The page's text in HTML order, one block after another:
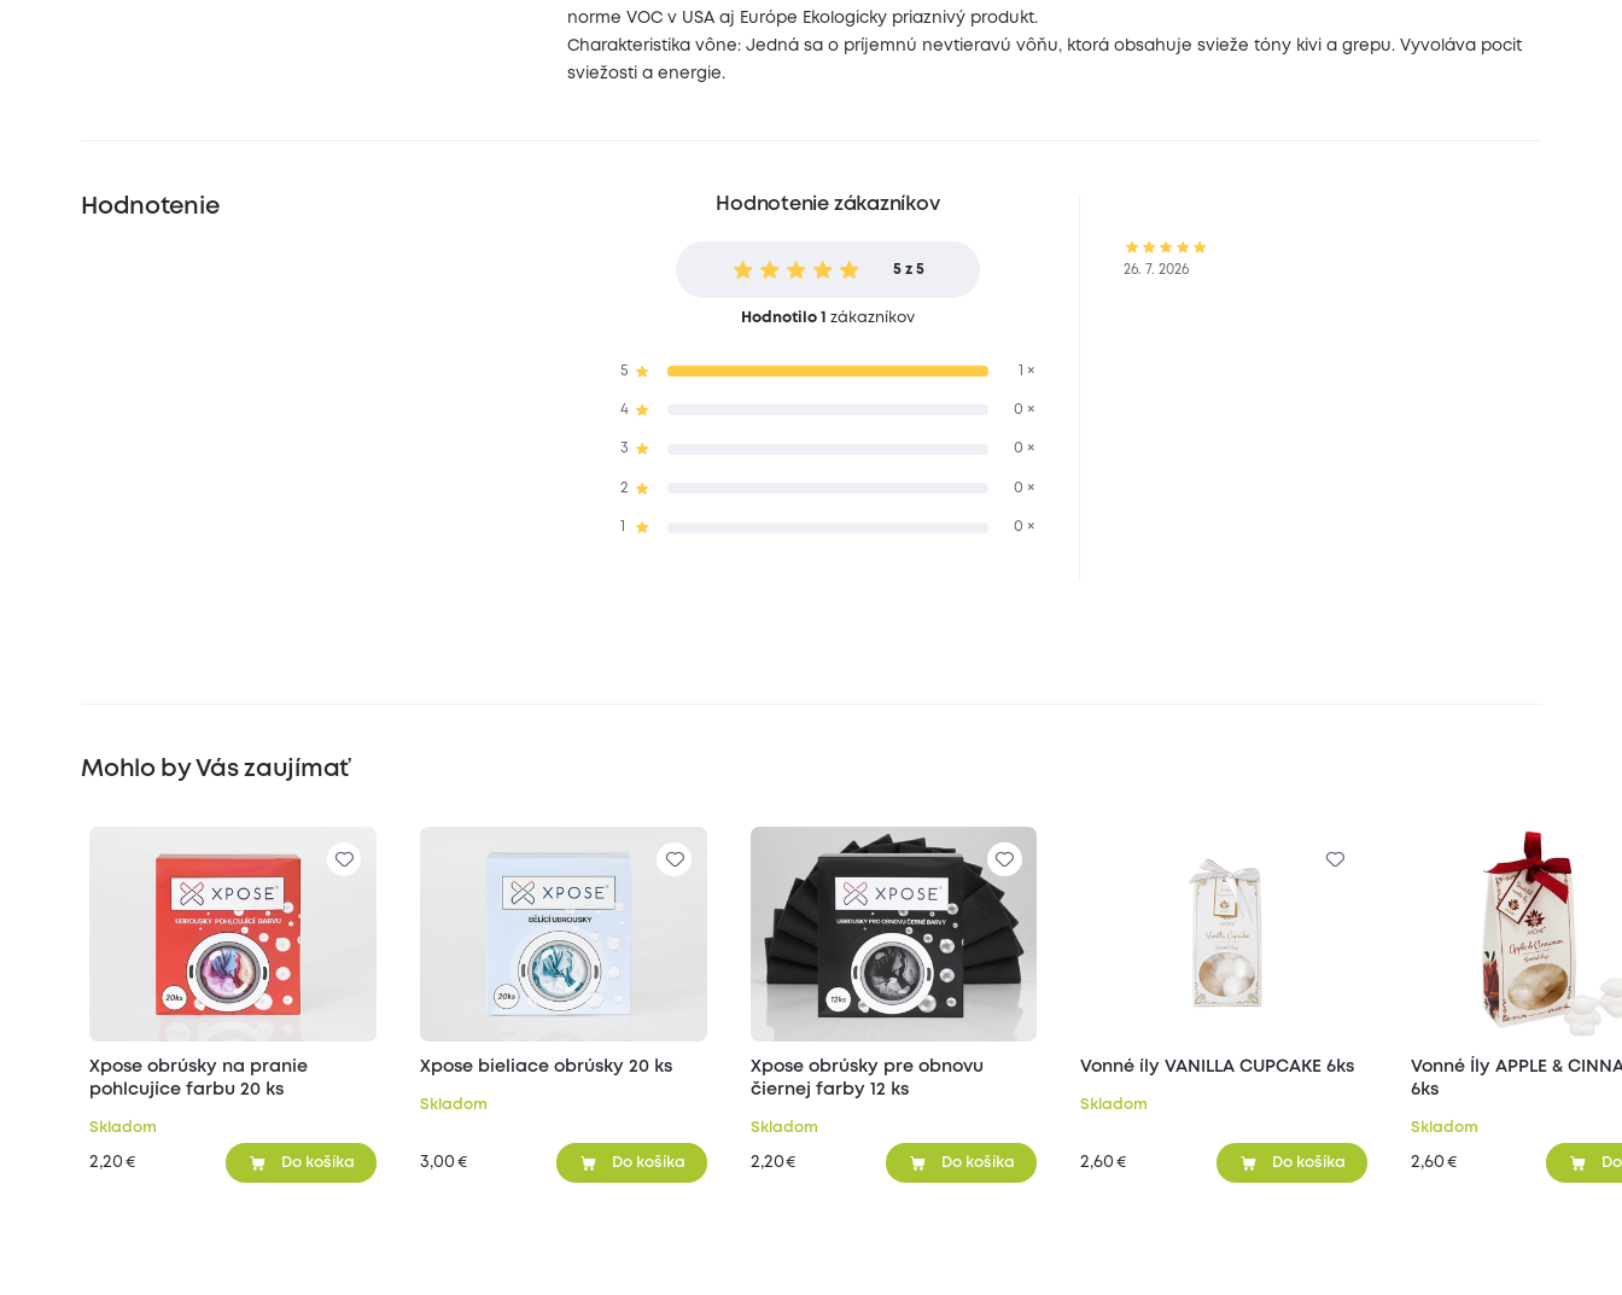
norme VOC v USA aj Európe Ekologicky priaznivý produkt.
Charakteristika vône: Jedná sa o príjemnú nevtieravú vôňu, ktorá obsahuje svieže tóny kivi a grepu. Vyvoláva pocit
sviežosti a energie.
Hodnotenie Hodnotenie zákazníkov
5 z 5
Hodnotilo 1 zákazníkov
5 1 ×
4 0 ×
3 0 ×
2 0 ×
0 ×
26. 7. 2026
Mohlo by Vás zaujímať
Xpose obrúsky na pranie
pohlcujíce farbu 20 ks
Skladom
2,20 € Do košíka
Xpose bieliace obrúsky 20 ks
Skladom
3,00 € Do košíka
Xpose obrúsky pre obnovu
čiernej farby 12 ks
Skladom
2,20 € Do košíka
Vonné íly VANILLA CUPCAKE 6ks
Skladom
2,60 € Do košíka
Vonné Íly APPLE &
6ks
Skladom
2,60 €